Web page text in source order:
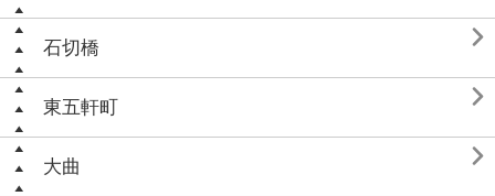
石切橋 
東五軒町 
大曲 